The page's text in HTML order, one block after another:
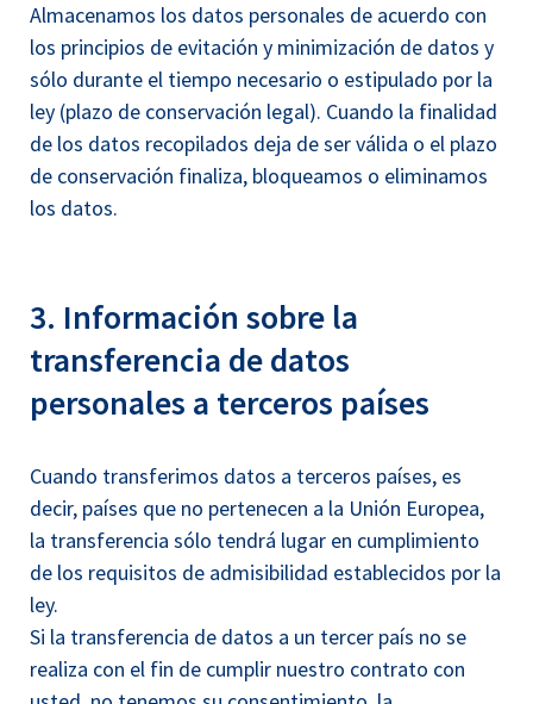
Almacenamos los datos personales de acuerdo con
los principios de evitación y minimización de datos y
sólo durante el tiempo necesario o estipulado por la
ley (plazo de conservación legal). Cuando la finalidad
de los datos recopilados deja de ser válida o el plazo
de conservación finaliza, bloqueamos o eliminamos
los datos.
3. Información sobre la
transferencia de datos
personales a terceros países
Cuando transferimos datos a terceros países, es
decir, países que no pertenecen a la Unión Europea,
la transferencia sólo tendrá lugar en cumplimiento
de los requisitos de admisibilidad establecidos por la
ley.
Si la transferencia de datos a un tercer país no se
realiza con el fin de cumplir nuestro contrato con